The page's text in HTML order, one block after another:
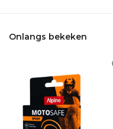
Onlangs bekeken